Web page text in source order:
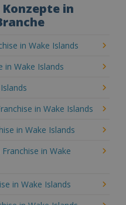
Konzepte in
in Wake Islands
in Wake Islands
in Wake Islands
in Wake Islands
in Wake
in Wake Islands